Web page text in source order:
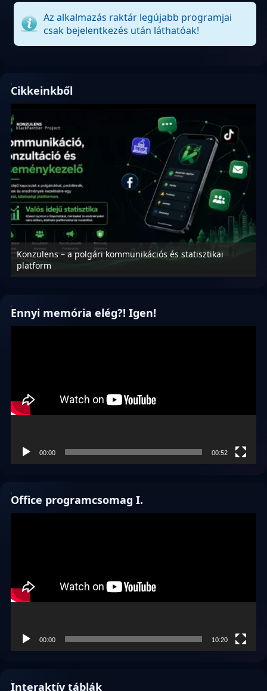
Az alkalmazás raktár legújabb programjai
csak bejelentkezés után láthatóak!
Cikkeinkből
Konzulens – a polgári kommunikációs és statisztikai
platform
Ennyi memória elég?! Igen!
00:00 00:52
Office programcsomag I.
00:00 10:20
Interaktív táblák